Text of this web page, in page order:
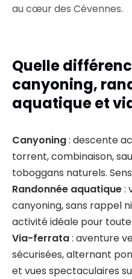
au cœur des Cévennes.
Quelle
canyoning,
aquatique et
Canyoning: descente
torrent, combinaison,
toboggans naturels.
Randonnée aquatique:
canyoning, sans rappel
activité idéale pour
Via-ferrata: aventure
sécurisées, alternant
et vues spectaculaires